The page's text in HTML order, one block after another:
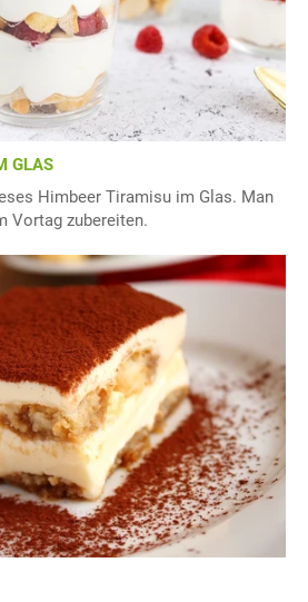
GLAS
Himbeer Tiramisu im Glas. Man
Vortag zubereiten.